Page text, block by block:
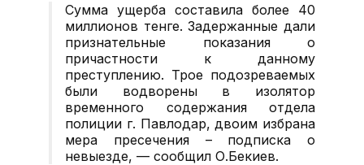
Сумма ущерба составила более 40
миллионов тенге. Задержанные дали
признательные показания о
причастности к данному
преступлению. Трое подозреваемых
были водворены в изолятор
временного содержания отдела
полиции г. Павлодар, двоим избрана
мера пресечения – подписка о
невыезде, — сообщил О.Бекиев.